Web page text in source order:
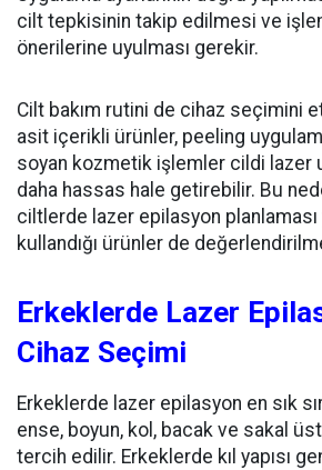
cilt tepkisinin takip edilmesi ve
önerilerine uyulması gerekir.
Cilt bakım rutini de cihaz seçimini
asit içerikli ürünler, peeling
soyan kozmetik işlemler cildi lazer
daha hassas hale getirebilir. Bu
ciltlerde lazer epilasyon planlaması
kullandığı ürünler de
Erkeklerde Lazer
Cihaz Seçimi
Erkeklerde lazer epilasyon en sık
ense, boyun, kol, bacak ve sakal
tercih edilir. Erkeklerde kıl yapısı